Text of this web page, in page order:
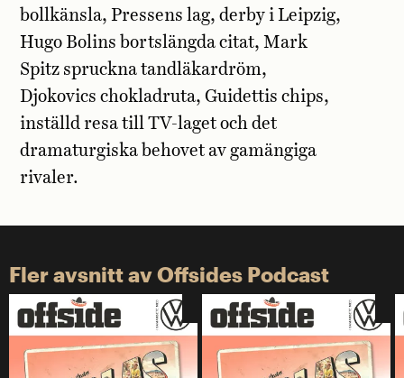
bollkänsla, Pressens lag, derby i Leipzig,
Hugo Bolins bortslängda citat, Mark
Spitz spruckna tandläkardröm,
Djokovics chokladruta, Guidettis chips,
inställd resa till TV-laget och det
dramaturgiska behovet av gamängiga
rivaler.
Fler avsnitt av Offsides Podcast